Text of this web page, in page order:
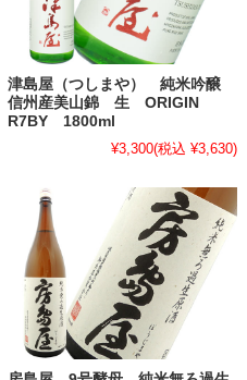
津島屋（つしまや） 純米吟醸
信州産美山錦 生 ORIGIN
R7BY 1800ml
¥3,300(税込 ¥3,630)